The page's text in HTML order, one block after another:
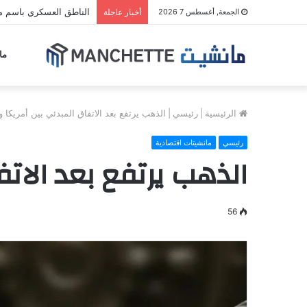
الجمعة, أغسطس 7 2026 أخبار عاجلة الناطق العسكري باسم
الرئيسية رئيسي الذهب يرتفع بعد الاتفاق المبدئي بين أمريكا
رئيسي مانشيتات اقتصادية
الذهب يرتفع بعد
56